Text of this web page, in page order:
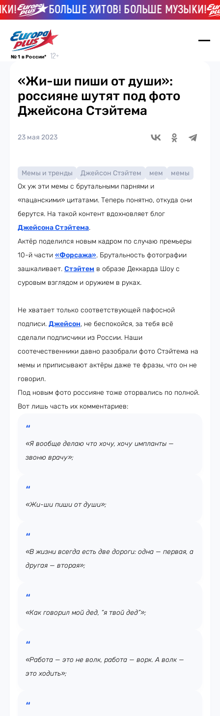
БОЛЬШЕ ХИТОВ! БОЛЬШЕ МУЗЫКИ!
№ 1 в России*
«Жи-ши пиши от души»:
россияне шутят под фото
Джейсона Стэйтема
23 мая 2023
Мемы и тренды Джейсон Стэйтем мем
мемы
Ох уж эти мемы с брутальными парнями и
«пацанскими» цитатами. Теперь понятно, откуда они
берутся. На такой контент вдохновляет блог
Джейсона Стэйтема.
Актёр поделился новым кадром по случаю премьеры
10-й части «Форсажа». Брутальность фотографии
зашкаливает. Стэйтем в образе Деккарда Шоу с
суровым взглядом и оружием в руках.
Не хватает только соответствующей пафосной
подписи. Джейсон, не беспокойся, за тебя всё
сделали подписчики из России. Наши
соотечественники давно разобрали фото Стэйтема на
мемы и приписывают актёры даже те фразы, что он не
говорил.
Под новым фото россияне тоже оторвались по полной.
Вот лишь часть их комментариев:
«Я вообще делаю что хочу, хочу импланты —
звоню врачу»;
«Жи-ши пиши от души»;
«В жизни всегда есть две дороги: одна — первая, а
другая — вторая»;
«Как говорил мой дед, “я твой дед”»;
«Работа — это не волк, работа — ворк. А волк —
это ходить»;